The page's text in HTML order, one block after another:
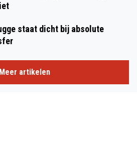
staat dicht bij absolute
Meer artikelen